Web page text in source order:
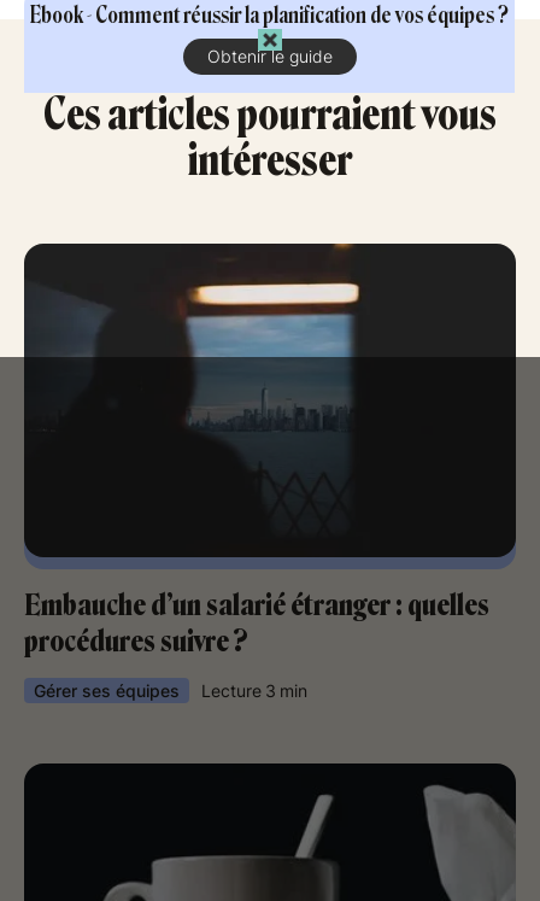
Ebook - Comment réussir la planification de vos équipes ?
Obtenir le guide
Ces articles pourraient vous
intéresser
Embauche d’un salarié étranger : quelles
procédures suivre ?
Gérer ses équipes Lecture 3 min